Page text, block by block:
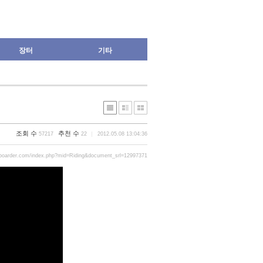
장터 기타
조회 수 57217 추천 수 22 2012.05.08 13:04:36
index.php?mid=Riding&document_srl=12997371